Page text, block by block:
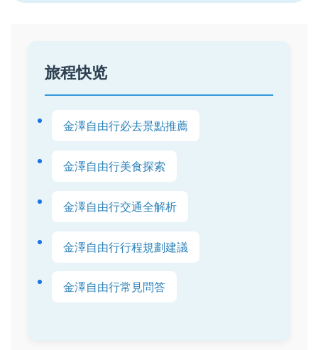
旅程快览
金澤自由行必去景點推薦
金澤自由行美食探索
金澤自由行交通全解析
金澤自由行行程規劃建議
金澤自由行常見問答